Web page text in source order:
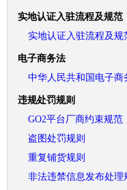
实地认证入驻流程及规范
实地认证入驻流程及规
电子商务法
中华人民共和国电子商
违规处罚规则
GO2平台厂商约束规范
盗图处罚规则
重复铺货规则
非法违禁信息发布处理